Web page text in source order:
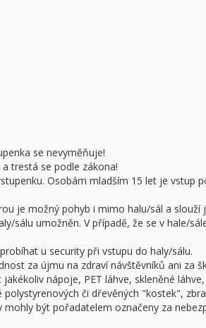
se nevyměňuje!
trestá se podle zákona!
Osobám mladším 15 let je vstup
je možný pohyb i mimo halu/sál a slouží
sálu umožněn. V případě, že se v hale/
u security při vstupu do haly/sálu.
za újmu na zdraví návštěvníků ani za
nápoje, PET láhve, skleněné
či dřevěných "kostek",
být pořadatelem označeny za